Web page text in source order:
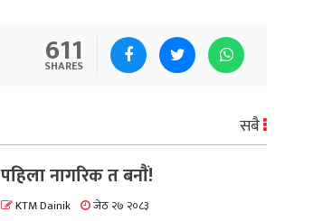
611
SHARES
सबै
पहिला नागरिक त बनाैं!
KTM Dainik जेठ २७ २०८३